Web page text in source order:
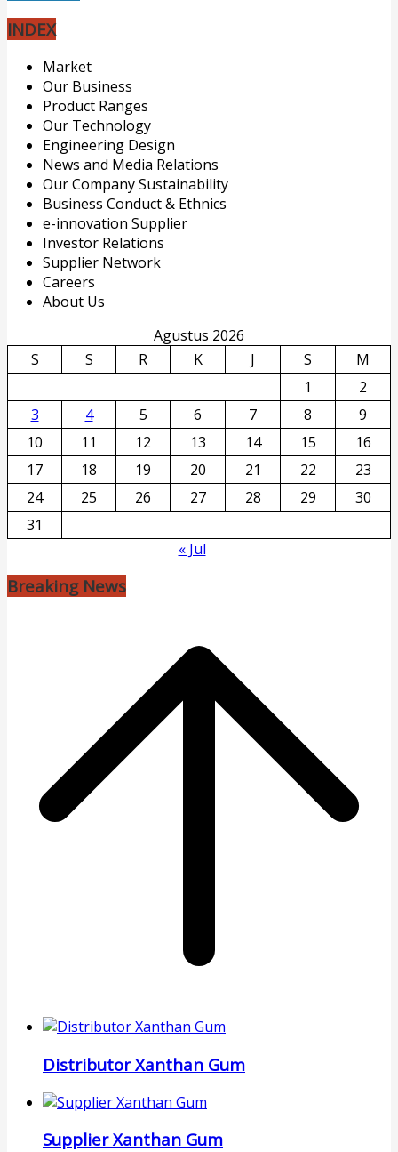
INDEX
Market
Our Business
Product Ranges
Our Technology
Engineering Design
News and Media Relations
Our Company Sustainability
Business Conduct & Ethnics
e-innovation Supplier
Investor Relations
Supplier Network
Careers
About Us
Agustus 2026
S
S R K J S
M
1
2
3
4 5 6 7 8
9
10
11 12 13 14 15
16
17
18 19 20 21 22
23
24
25 26 27 28 29
30
31
« Jul
Breaking News
Distributor Xanthan Gum
Supplier Xanthan Gum